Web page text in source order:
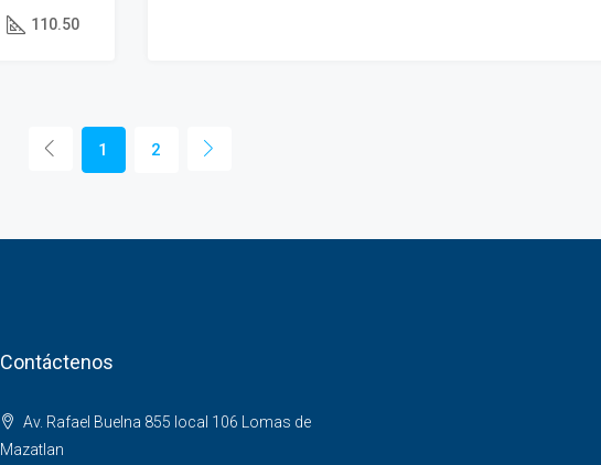
110.50
1 2
Contáctenos
Av. Rafael Buelna 855 local 106 Lomas de
Mazatlan